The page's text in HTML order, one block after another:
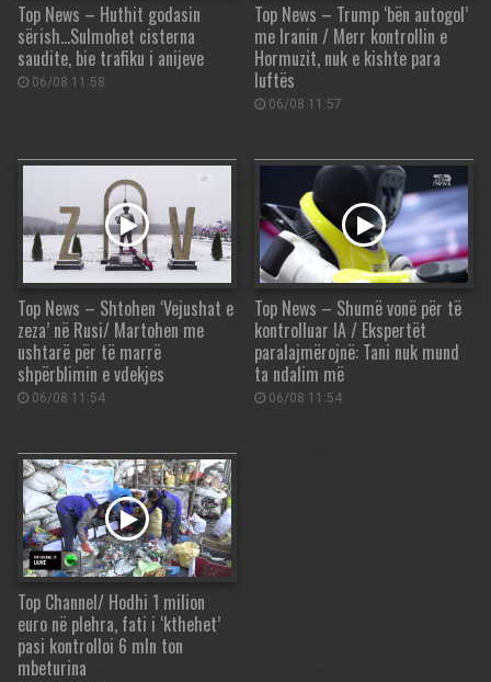
Top News – Huthit godasin
sërish…Sulmohet cisterna
saudite, bie trafiku i anijeve
06/08 11:58
Top News – Trump ‘bën autogol’
me Iranin / Merr kontrollin e
Hormuzit, nuk e kishte para
luftës
06/08 11:57
Top News – Shtohen ‘Vejushat e
zeza’ në Rusi/ Martohen me
ushtarë për të marrë
shpërblimin e vdekjes
06/08 11:54
Top News – Shumë vonë për të
kontrolluar IA / Ekspertët
paralajmërojnë: Tani nuk mund
ta ndalim më
06/08 11:54
Top Channel/ Hodhi 1 milion
euro në plehra, fati i ‘kthehet’
pasi kontrolloi 6 mln ton
mbeturina